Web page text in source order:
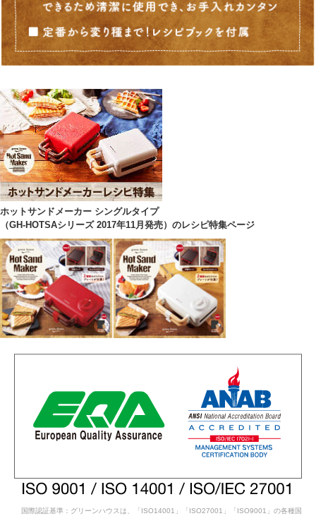
ホットサンドメーカー シングルタイプ
（GH-HOTSAシリーズ 2017年11月発売）のレシピ特集ページ
国際認証基準：グリーンハウスは、「ISO14001」「ISO27001」「ISO9001」の各種国